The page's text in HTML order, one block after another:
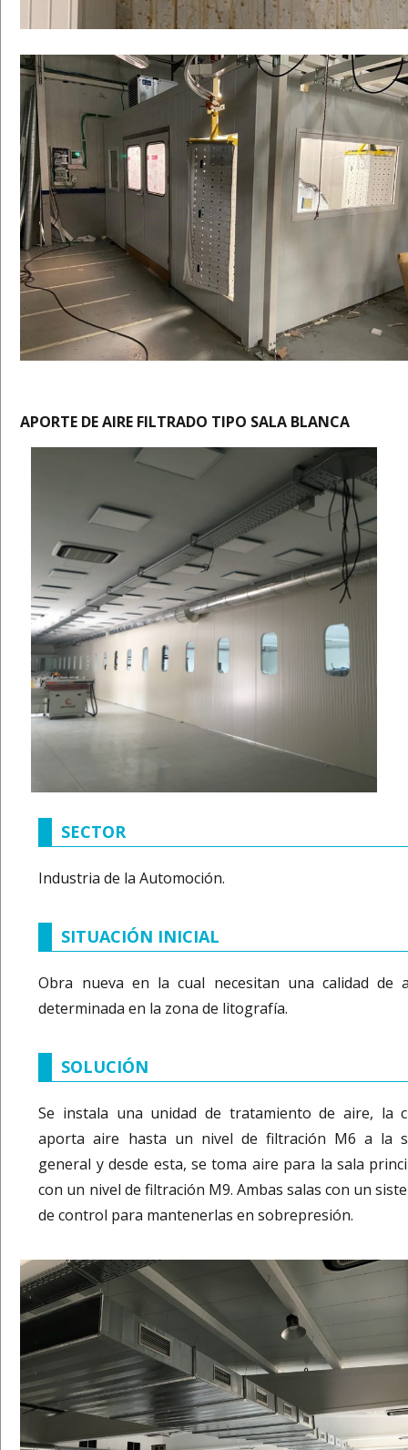
APORTE DE AIRE FILTRADO TIPO SALA BLANCA
SECTOR
Industria de la Automoción.
SITUACIÓN INICIAL
Obra nueva en la cual necesitan una calidad de
determinada en la zona de litografía.
SOLUCIÓN
Se instala una unidad de tratamiento de aire, la
aporta aire hasta un nivel de filtración M6 a la
general y desde esta, se toma aire para la sala
con un nivel de filtración M9. Ambas salas con un
de control para mantenerlas en sobrepresión.